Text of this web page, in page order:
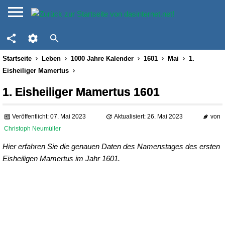
Startseite Leben 1000 Jahre Kalender 1601 Mai
1.
Eisheiliger Mamertus
1. Eisheiliger Mamertus 1601
Veröffentlicht: 07. Mai 2023 Aktualisiert: 26. Mai 2023
von
Christoph Neumüller
Hier erfahren Sie die genauen Daten des Namenstages des ersten
Eisheiligen Mamertus im Jahr 1601.